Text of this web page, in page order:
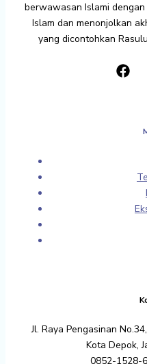
berwawasan Islami
Islam dan menonjolkan
yang dicontohkan
Jl. Raya Pengasinan
Kota Depok,
0852-1528-